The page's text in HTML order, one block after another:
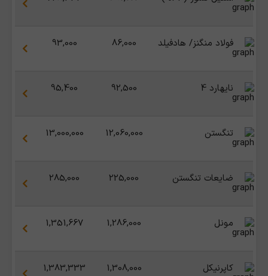
فولاد منگنز/ هادفیلد 86,000
93,000
نایهارد 4 92,500
95,400
تنگستن 12,060,000
13,000,000
ضایعات تنگستن 225,000
285,000
مونل 1,286,000
1,351,667
کاپرنیکل 1,308,000
1,383,333